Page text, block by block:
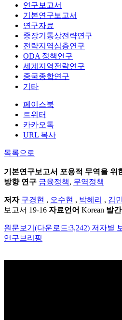
연구보고서
기본연구보고서
연구자료
중장기통상전략연구
전략지역심층연구
ODA 정책연구
세계지역전략연구
중국종합연구
기타
페이스북
트위터
카카오톡
URL 복사
목록으로
기본연구보고서 포용적 무역을 위
방향 연구 금융정책, 무역정책
저자 구경현 , 오수현 , 박혜리 , 김
보고서 19-16 자료언어 Korean 발
원문보기(다운로드:3,242) 저자별
연구브리핑